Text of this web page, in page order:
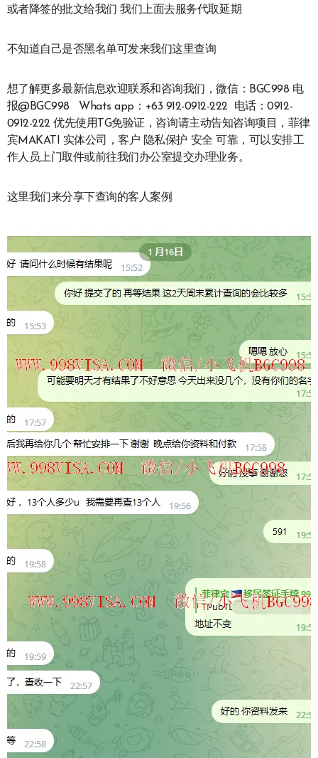
或者降签的批文给我们 我们上面去服务代取延期
不知道自己是否黑名单可发来我们这里查询
想了解更多最新信息欢迎联系和咨询我们，微信：BGC998 电
报@BGC998 Whats app：+63 912-0912-222 电话：0912-
0912-222 优先使用TG免验证，咨询请主动告知咨询项目，菲律
宾MAKATI 实体公司，客户 隐私保护 安全 可靠，可以安排工
作人员上门取件或前往我们办公室提交办理业务。
这里我们来分享下查询的客人案例